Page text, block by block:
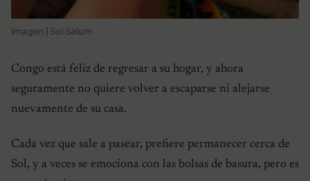
Imagen | Sol Salum
Congo está feliz de regresar a su hogar, y ahora
seguramente no quiere volver a escaparse ni alejarse
nuevamente de su casa.
Cada vez que sale a pasear, prefiere permanecer cerca de
Sol, y a veces se emociona con las bolsas de basura, pero es